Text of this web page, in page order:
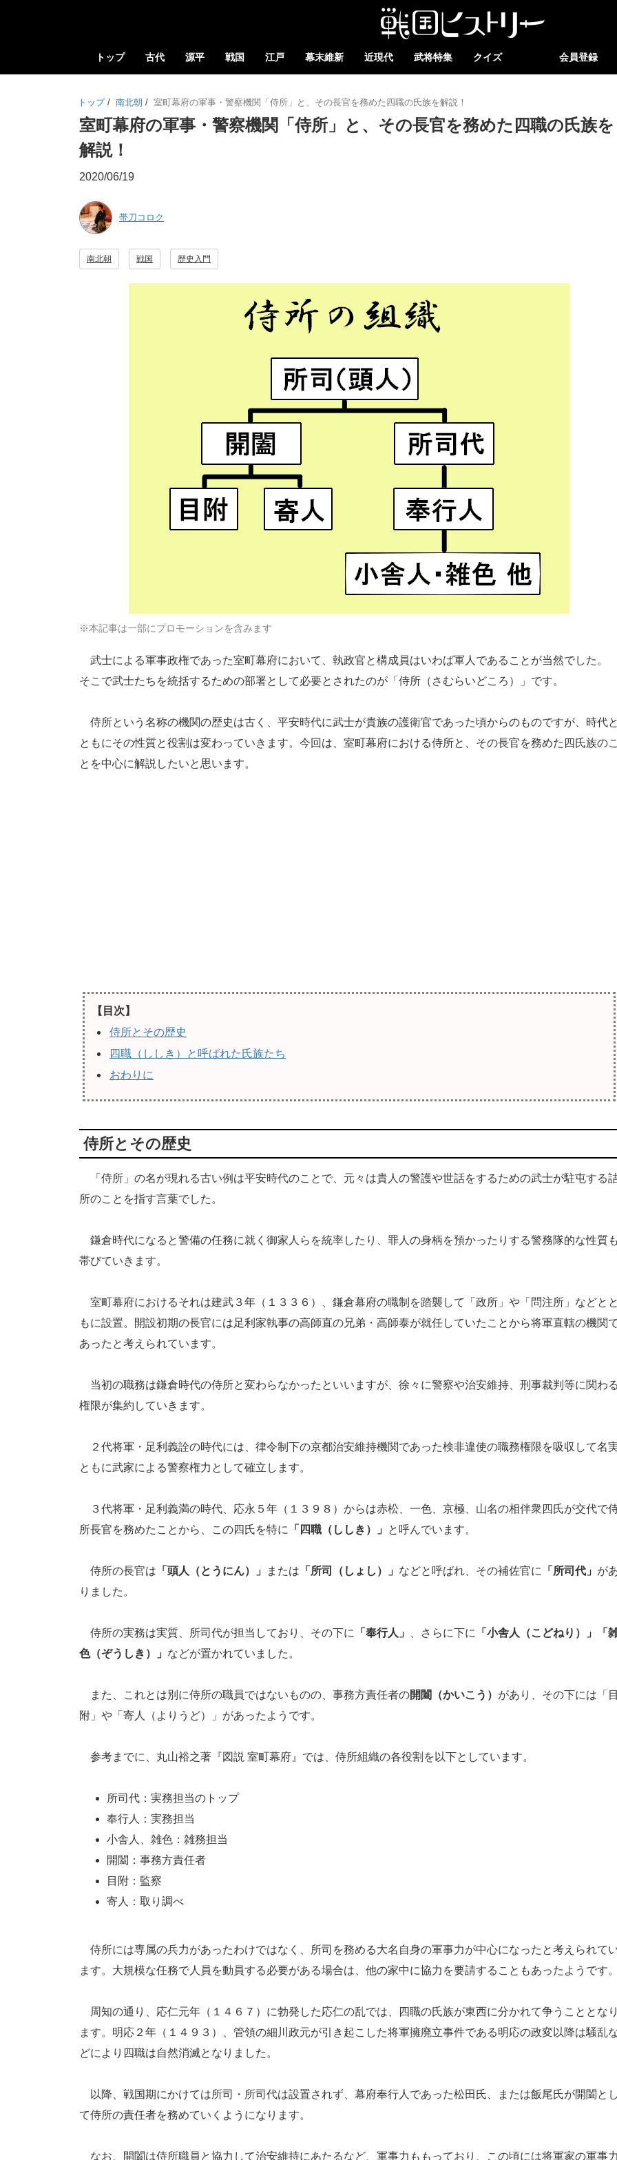
トップ 古代 源平 戦国 江戸 幕末維新 近現代 武将特集 クイズ 会員登録
トップ / 南北朝 / 室町幕府の軍事・警察機関「侍所」と、その長官を務めた四職の氏族を解説！
室町幕府の軍事・警察機関「侍所」と、その長官を務めた四職の氏族を
解説！
2020/06/19
帯刀コロク
南北朝 戦国 歴史入門
※本記事は一部にプロモーションを含みます
武士による軍事政権であった室町幕府において、執政官と構成員はいわば軍人であることが当然でした。
そこで武士たちを統括するための部署として必要とされたのが「侍所（さむらいどころ）」です。
侍所という名称の機関の歴史は古く、平安時代に武士が貴族の護衛官であった頃からのものですが、時代と
ともにその性質と役割は変わっていきます。今回は、室町幕府における侍所と、その長官を務めた四氏族のこ
とを中心に解説したいと思います。
【目次】
侍所とその歴史
四職（ししき）と呼ばれた氏族たち
おわりに
侍所とその歴史
「侍所」の名が現れる古い例は平安時代のことで、元々は貴人の警護や世話をするための武士が駐屯する
所のことを指す言葉でした。
鎌倉時代になると警備の任務に就く御家人らを統率したり、罪人の身柄を預かったりする警務隊的な性質も
帯びていきます。
室町幕府におけるそれは建武３年（１３３６）、鎌倉幕府の職制を踏襲して「政所」や「問注所」などとと
もに設置。開設初期の長官には足利家執事の高師直の兄弟・高師泰が就任していたことから将軍直轄の機関
あったと考えられています。
当初の職務は鎌倉時代の侍所と変わらなかったといいますが、徐々に警察や治安維持、刑事裁判等に関わる
権限が集約していきます。
２代将軍・足利義詮の時代には、律令制下の京都治安維持機関であった検非違使の職務権限を吸収して名
ともに武家による警察権力として確立します。
３代将軍・足利義満の時代、応永５年（１３９８）からは赤松、一色、京極、山名の相伴衆四氏が交代で
所長官を務めたことから、この四氏を特に
「四職（ししき）」 と呼んでいます。
侍所の長官は 「頭人（とうにん）」 または 「所司（しょし）」 などと呼ばれ、その補佐官に 「所司代」 が
りました。
侍所の実務は実質、所司代が担当しており、その下に 「奉行人」 、さらに下に 「小舎人（こどねり）」
「
色（ぞうしき）」 などが置かれていました。
また、これとは別に侍所の職員ではないものの、事務方責任者の開闔（かいこう） があり、その下には「目
附」や「寄人（よりうど）」があったようです。
参考までに、丸山裕之著『図説 室町幕府』では、侍所組織の各役割を以下としています。
所司代：実務担当のトップ
奉行人：実務担当
小舎人、雑色：雑務担当
開闔：事務方責任者
目附：監察
寄人：取り調べ
侍所には専属の兵力があったわけではなく、所司を務める大名自身の軍事力が中心になったと考えられて
ます。大規模な任務で人員を動員する必要がある場合は、他の家中に協力を要請することもあったようです。
周知の通り、応仁元年（１４６７）に勃発した応仁の乱では、四職の氏族が東西に分かれて争うこととなり
ます。明応２年（１４９３）、管領の細川政元が引き起こした将軍擁廃立事件である明応の政変以降は騒乱
どにより四職は自然消滅となりました。
以降、戦国期にかけては所司・所司代は設置されず、幕府奉行人であった松田氏、または飯尾氏が開闔とし
て侍所の責任者を務めていくようになります。
なお、開闔は侍所職員と協力して治安維持にあたるなど、軍事力ももっており、この頃には将軍家の軍事力